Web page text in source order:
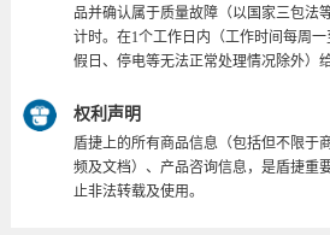
品并确认属于质量故障（以国家三包法
计时。在1个工作日内（工作时间每周一
假日、停电等无法正常处理情况除外）
权利声明
盾捷上的所有商品信息（包括但不限于
频及文档）、产品咨询信息，是盾捷重
止非法转载及使用。